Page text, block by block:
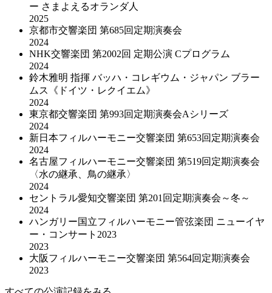
ー さまよえるオランダ人
2025
京都市交響楽団 第685回定期演奏会
2024
NHK交響楽団 第2002回 定期公演 Cプログラム
2024
鈴木雅明 指揮 バッハ・コレギウム・ジャパン ブラー
ムス《ドイツ・レクイエム》
2024
東京都交響楽団 第993回定期演奏会Aシリーズ
2024
新日本フィルハーモニー交響楽団 第653回定期演奏会
2024
名古屋フィルハーモニー交響楽団 第519回定期演奏会
〈水の継承、鳥の継承〉
2024
セントラル愛知交響楽団 第201回定期演奏会～冬～
2024
ハンガリー国立フィルハーモニー管弦楽団 ニューイヤ
ー・コンサート2023
2023
大阪フィルハーモニー交響楽団 第564回定期演奏会
2023